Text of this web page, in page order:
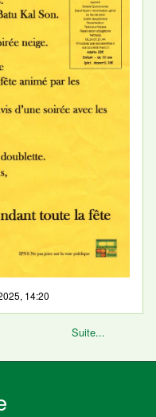
14:20
Suite...